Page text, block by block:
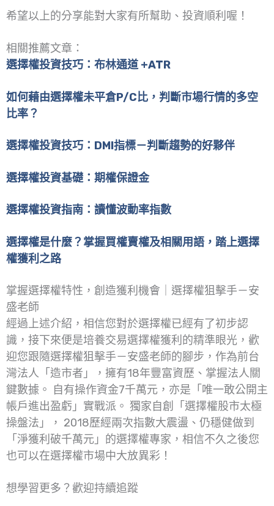
希望以上的分享能對大家有所幫助、投資順利喔！
相關推薦文章：
選擇權投資技巧：布林通道 +ATR
如何藉由選擇權未平倉P/C比，判斷市場行情的多空
比率？
選擇權投資技巧：DMI指標－判斷趨勢的好夥伴
選擇權投資基礎：期權保證金
選擇權投資指南：讀懂波動率指數
選擇權是什麼？掌握買權賣權及相關用語，踏上選擇
權獲利之路
掌握選擇權特性，創造獲利機會｜選擇權狙擊手－安
盛老師
經過上述介紹，相信您對於選擇權已經有了初步認
識，接下來便是培養交易選擇權獲利的精準眼光，歡
迎您跟隨選擇權狙擊手－安盛老師的腳步，作為前台
灣法人「造市者」，擁有18年豐富資歷、掌握法人關
鍵數據。 自有操作資金7千萬元，亦是「唯一敢公開主
帳戶進出盈虧」實戰派。 獨家自創「選擇權股市太極
操盤法」， 2018歷經兩次指數大震盪、仍穩健做到
「淨獲利破千萬元」的選擇權專家，相信不久之後您
也可以在選擇權市場中大放異彩！
想學習更多？歡迎持續追蹤